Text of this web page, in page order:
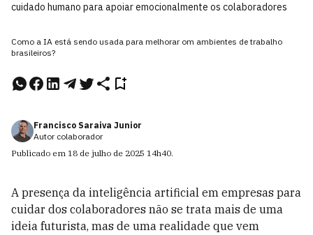
cuidado humano para apoiar emocionalmente os colaboradores
Como a IA está sendo usada para melhorar om ambientes de trabalho
brasileiros?
Francisco Saraiva Junior
Autor colaborador
Publicado em 18 de julho de 2025 14h40.
A presença da inteligência artificial em empresas para
cuidar dos colaboradores não se trata mais de uma
ideia futurista, mas de uma realidade que vem